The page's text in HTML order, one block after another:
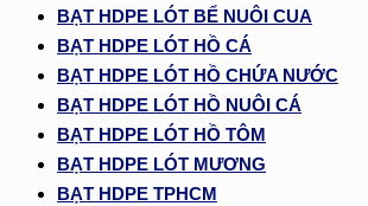
BẠT HDPE LÓT BỂ NUÔI CUA
BẠT HDPE LÓT HỒ CÁ
BẠT HDPE LÓT HỒ CHỨA NƯỚC
BẠT HDPE LÓT HỒ NUÔI CÁ
BẠT HDPE LÓT HỒ TÔM
BẠT HDPE LÓT MƯƠNG
BẠT HDPE TPHCM